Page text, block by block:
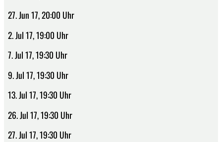
27. Jun 17, 20:00 Uhr
2. Jul 17, 19:00 Uhr
7. Jul 17, 19:30 Uhr
9. Jul 17, 19:30 Uhr
13. Jul 17, 19:30 Uhr
26. Jul 17, 19:30 Uhr
27. Jul 17, 19:30 Uhr